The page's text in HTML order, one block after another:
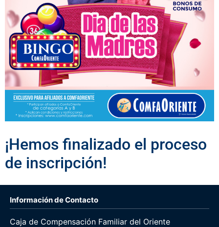
¡Hemos finalizado el proceso
de inscripción!
Información de Contacto
Caja de Compensación Familiar del Oriente